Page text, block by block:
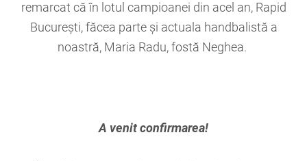
remarcat că în lotul campioanei din acel an, Rapid
Bucureşti, făcea parte şi actuala handbalistă a
noastră, Maria Radu, fostă Neghea.
A venit confirmarea!